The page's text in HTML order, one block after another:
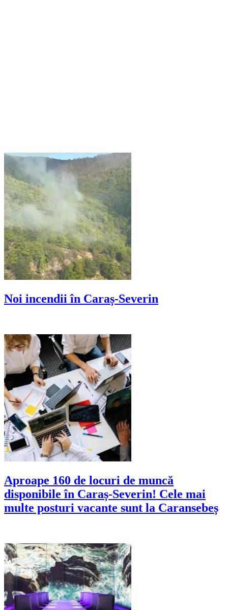
Noi incendii în Caraș-Severin
Aproape 160 de locuri de muncă
disponibile în Caraș-Severin! Cele mai
multe posturi vacante sunt la Caransebeș